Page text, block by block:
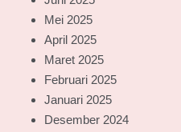
Mei 2025
April 2025
Maret 2025
Februari 2025
Januari 2025
Desember 2024